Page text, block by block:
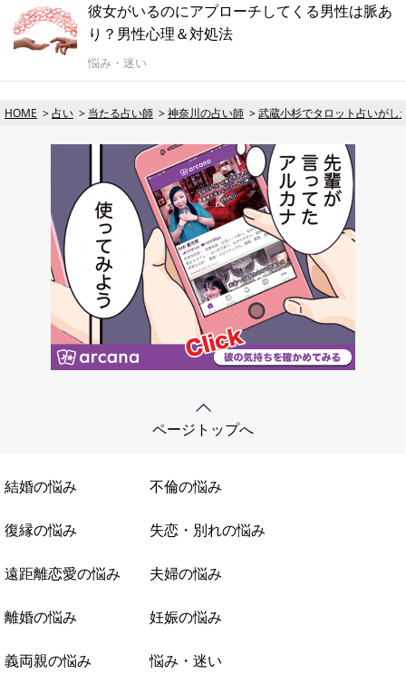
彼女がいるのにアプローチしてくる男性は脈あ
り？男性心理＆対処法
悩み・迷い
HOME 占い 当たる占い師 神奈川の占い師 武蔵小杉でタロット占いがし
ページトップへ
結婚の悩み 不倫の悩み
復縁の悩み 失恋・別れの悩み
遠距離恋愛の悩み 夫婦の悩み
離婚の悩み 妊娠の悩み
義両親の悩み 悩み・迷い